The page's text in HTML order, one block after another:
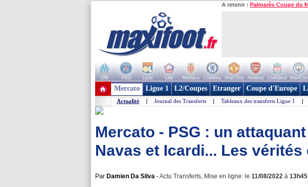
A retenir : Palmarès Coupe du
OM PSG Lyon Lille Monaco Chelsea Man Utd Arsenal Liverpool ManCity
+ de clubs
Mercato Ligue 1 L2/Coupes Etranger Coupe d'Europe
Actualité | Journal des Transferts | Tableaux des transferts Ligue 1 |
Mercato - PSG : un
Navas et Icardi... Les vérités
Par Damien Da Silva -Actu Transferts, Mise en ligne: le 11/08/2022 à 13h45